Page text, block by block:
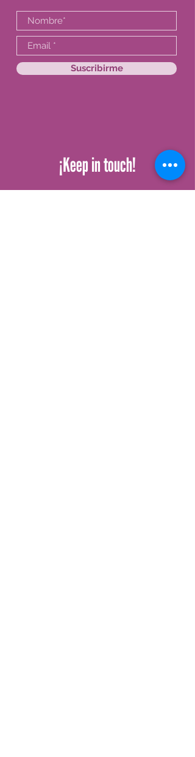
Suscribirme
¡Keep in touch!